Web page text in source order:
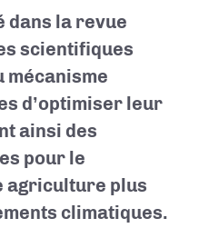
dans la revue
scientifiques
mécanisme
d’optimiser leur
ainsi des
pour le
agriculture plus
climatiques.